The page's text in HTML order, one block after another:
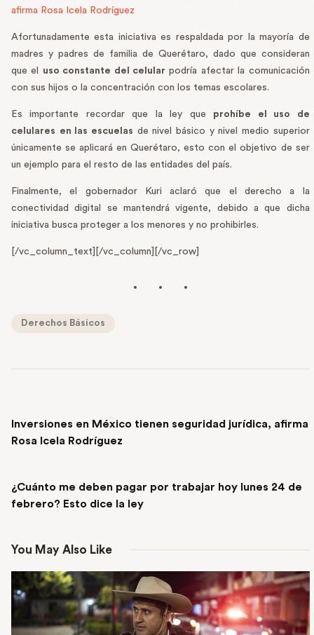
afirma Rosa Icela Rodríguez
Afortunadamente esta iniciativa es respaldada por la mayoría de
madres y padres de familia de Querétaro, dado que consideran
que el uso constante del celular podría afectar la comunicación
con sus hijos o la concentración con los temas escolares.
Es importante recordar que la ley que prohíbe el uso de
celulares en las escuelas de nivel básico y nivel medio superior
únicamente se aplicará en Querétaro, esto con el objetivo de ser
un ejemplo para el resto de las entidades del país.
Finalmente, el gobernador Kuri aclaró que el derecho a la
conectividad digital se mantendrá vigente, debido a que dicha
iniciativa busca proteger a los menores y no prohibirles.
[/vc_column_text][/vc_column][/vc_row]
Derechos Básicos
Inversiones en México tienen seguridad jurídica, afirma
Rosa Icela Rodríguez
¿Cuánto me deben pagar por trabajar hoy lunes 24 de
febrero? Esto dice la ley
You May Also Like